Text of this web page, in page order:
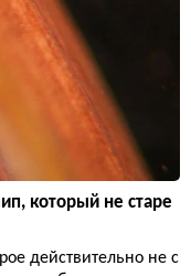
который не старе
действительно не с